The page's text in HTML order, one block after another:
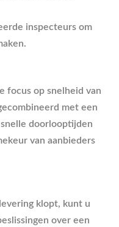
inspecteurs om
focus op snelheid van
met een
doorlooptijden
van aanbieders
klopt, kunt u
over een